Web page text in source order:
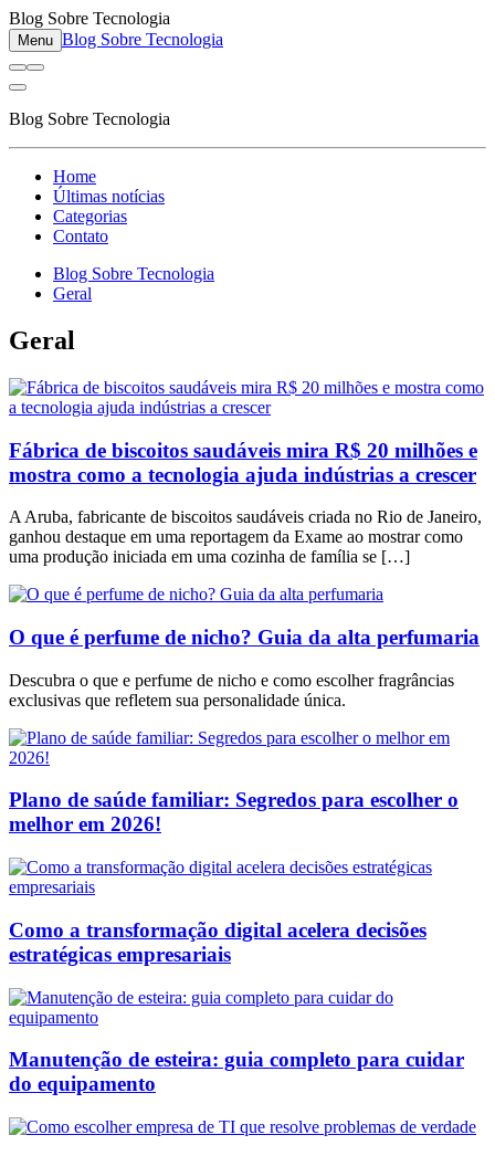
Blog Sobre Tecnologia
Menu Blog Sobre Tecnologia
Blog Sobre Tecnologia
Home
Últimas notícias
Categorias
Contato
Blog Sobre Tecnologia
Geral
Geral
Fábrica de biscoitos saudáveis mira R$ 20 milhões e
mostra como a tecnologia ajuda indústrias a crescer
A Aruba, fabricante de biscoitos saudáveis criada no Rio de Janeiro,
ganhou destaque em uma reportagem da Exame ao mostrar como
uma produção iniciada em uma cozinha de família se […]
O que é perfume de nicho? Guia da alta perfumaria
Descubra o que e perfume de nicho e como escolher fragrâncias
exclusivas que refletem sua personalidade única.
Plano de saúde familiar: Segredos para escolher o
melhor em 2026!
Como a transformação digital acelera decisões
estratégicas empresariais
Manutenção de esteira: guia completo para cuidar
do equipamento